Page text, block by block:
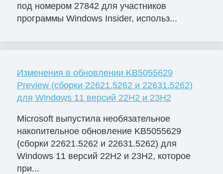
под номером 27842 для участников
программы Windows Insider, использ...
Изменения в обновлении KB5055629
Preview (сборки 22621.5262 и 22631.5262)
для Windows 11 версий 22H2 и 23H2
Microsoft выпустила необязательное
накопительное обновление KB5055629
(сборки 22621.5262 и 22631.5262) для
Windows 11 версий 22H2 и 23H2, которое
при...